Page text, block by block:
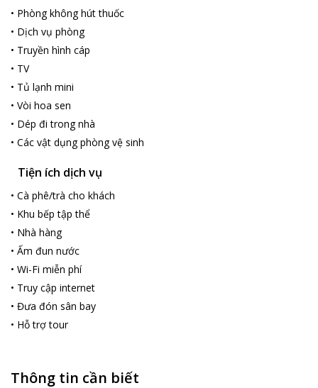
• Phòng không hút thuốc
• Dịch vụ phòng
• Truyền hình cáp
• TV
• Tủ lạnh mini
• Vòi hoa sen
• Dép đi trong nhà
• Các vật dụng phòng vệ sinh
Tiện ích dịch vụ
• Cà phê/trà cho khách
• Khu bếp tập thể
• Nhà hàng
• Ấm đun nước
• Wi-Fi miễn phí
• Truy cập internet
• Đưa đón sân bay
• Hỗ trợ tour
Thông tin cần biết